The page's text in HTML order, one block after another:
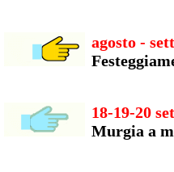
agosto -
18-19-20
Murgia a